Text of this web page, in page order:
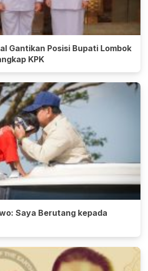
Gantikan Posisi Bupati Lombok
KPK
Saya Berutang kepada